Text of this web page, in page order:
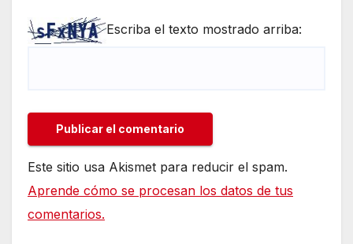
Escriba el texto mostrado arriba:
Este sitio usa Akismet para reducir el spam.
Aprende cómo se procesan los datos de tus
comentarios.